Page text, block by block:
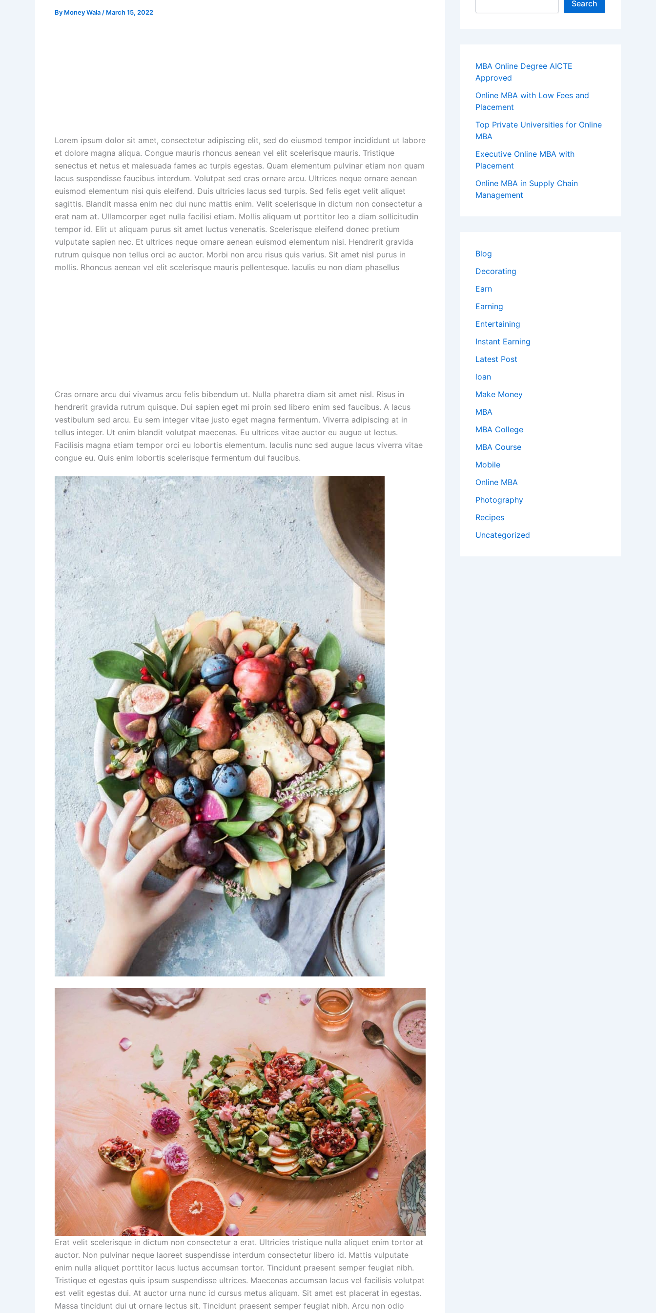
By Money Wala / March 15, 2022
Lorem ipsum dolor sit amet, consectetur adipiscing elit, sed do eiusmod tempor incididunt ut labore
et dolore magna aliqua. Congue mauris rhoncus aenean vel elit scelerisque mauris. Tristique
senectus et netus et malesuada fames ac turpis egestas. Quam elementum pulvinar etiam non quam
lacus suspendisse faucibus interdum. Volutpat sed cras ornare arcu. Ultrices neque ornare aenean
euismod elementum nisi quis eleifend. Duis ultricies lacus sed turpis. Sed felis eget velit aliquet
sagittis. Blandit massa enim nec dui nunc mattis enim. Velit scelerisque in dictum non consectetur a
erat nam at. Ullamcorper eget nulla facilisi etiam. Mollis aliquam ut porttitor leo a diam sollicitudin
tempor id. Elit ut aliquam purus sit amet luctus venenatis. Scelerisque eleifend donec pretium
vulputate sapien nec. Et ultrices neque ornare aenean euismod elementum nisi. Hendrerit gravida
rutrum quisque non tellus orci ac auctor. Morbi non arcu risus quis varius. Sit amet nisl purus in
mollis. Rhoncus aenean vel elit scelerisque mauris pellentesque. Iaculis eu non diam phasellus
Cras ornare arcu dui vivamus arcu felis bibendum ut. Nulla pharetra diam sit amet nisl. Risus in
hendrerit gravida rutrum quisque. Dui sapien eget mi proin sed libero enim sed faucibus. A lacus
vestibulum sed arcu. Eu sem integer vitae justo eget magna fermentum. Viverra adipiscing at in
tellus integer. Ut enim blandit volutpat maecenas. Eu ultrices vitae auctor eu augue ut lectus.
Facilisis magna etiam tempor orci eu lobortis elementum. Iaculis nunc sed augue lacus viverra vitae
congue eu. Quis enim lobortis scelerisque fermentum dui faucibus.
Erat velit scelerisque in dictum non consectetur a erat. Ultricies tristique nulla aliquet enim tortor at
auctor. Non pulvinar neque laoreet suspendisse interdum consectetur libero id. Mattis vulputate
enim nulla aliquet porttitor lacus luctus accumsan tortor. Tincidunt praesent semper feugiat nibh.
Tristique et egestas quis ipsum suspendisse ultrices. Maecenas accumsan lacus vel facilisis volutpat
est velit egestas dui. At auctor urna nunc id cursus metus aliquam. Sit amet est placerat in egestas.
Massa tincidunt dui ut ornare lectus sit. Tincidunt praesent semper feugiat nibh. Arcu non odio
Search
MBA Online Degree AICTE
Approved
Online MBA with Low Fees and
Placement
Top Private Universities for Online
MBA
Executive Online MBA with
Placement
Online MBA in Supply Chain
Management
Blog
Decorating
Earn
Earning
Entertaining
Instant Earning
Latest Post
loan
Make Money
MBA
MBA College
MBA Course
Mobile
Online MBA
Photography
Recipes
Uncategorized